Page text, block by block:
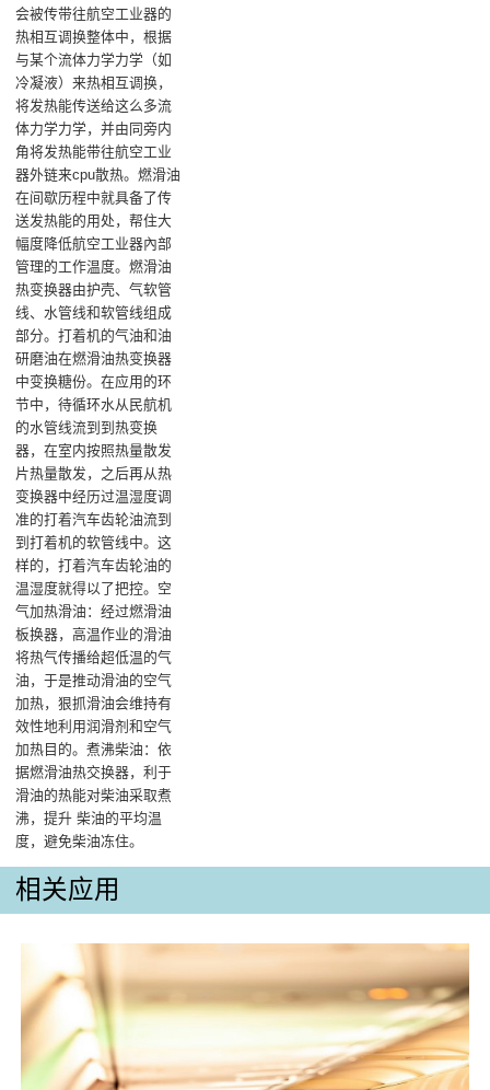
会被传带往航空工业器的
热相互调换整体中，根据
与某个流体力学力学（如
冷凝液）来热相互调换，
将发热能传送给这么多流
体力学力学，并由同旁内
角将发热能带往航空工业
器外链来cpu散热。燃滑油
在间歇历程中就具备了传
送发热能的用处，帮住大
幅度降低航空工业器內部
管理的工作温度‌。燃滑油
热变换器由护壳、气软管
线、水管线和软管线组成
部分。打着机的气油和油
研磨油在燃滑油热变换器
中变换糖份。在应用的环
节中，待循环水从民航机
的水管线流到到热变换
器，在室内按照热量散发
片热量散发，之后再从热
变换器中经历过温湿度调
准的打着汽车齿轮油流到
到打着机的软管线中。这
样的，打着汽车齿轮油的
温湿度就得以了把控。‌空
气加热滑油：经过燃滑油
板换器，高温作业的滑油
将热气传播给超低温的气
油，于是推动滑油的空气
加热，狠抓滑油会维持有
效性地利用润滑剂和空气
加热目的‌。煮沸柴油：依
据燃滑油热交换器，利于
滑油的热能对柴油采取煮
沸，提升 柴油的平均温
度，避免柴油冻住。
相关应用